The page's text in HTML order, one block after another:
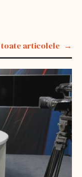
toate articolele